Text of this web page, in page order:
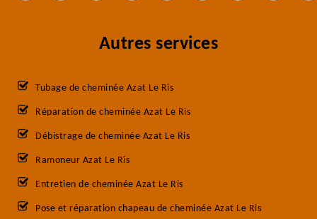
Autres services
Tubage de cheminée Azat Le Ris
Réparation de cheminée Azat Le Ris
Débistrage de cheminée Azat Le Ris
Ramoneur Azat Le Ris
Entretien de cheminée Azat Le Ris
Pose et réparation chapeau de cheminée Azat Le Ris